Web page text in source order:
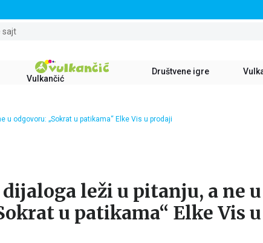
sajt
Vulkančić
Društvene igre
u odgovoru: „Sokrat u patikama“ Elke Vis u prodaji
dijaloga leži u pitanju, a ne u
u patikama“ Elke Vis